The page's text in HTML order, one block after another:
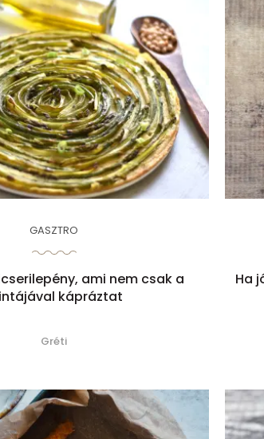
GASZTRO
ami nem csak a
kápráztat
Gréti
Ha